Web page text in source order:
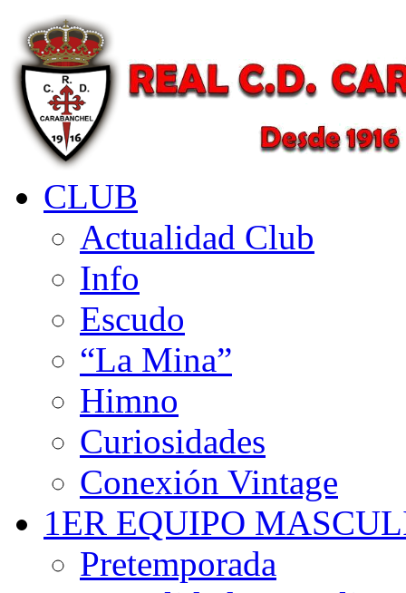
CLUB
Actualidad Club
Info
Escudo
“La Mina”
Himno
Curiosidades
Conexión Vintage
1ER EQUIPO
Pretemporada